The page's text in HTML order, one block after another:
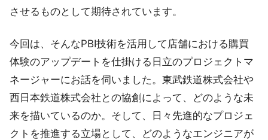
させるものとして期待されています。
今回は、そんなPBI技術を活用して店舗における購買
体験のアップデートを仕掛ける日立のプロジェクトマ
ネージャーにお話を伺いました。東武鉄道株式会社や
西日本鉄道株式会社との協創によって、どのような未
来を描いているのか。そして、日々先進的なプロジェ
クトを推進する立場として、どのようなエンジニアが